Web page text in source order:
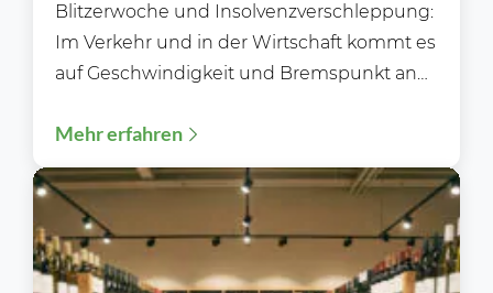
Blitzerwoche und Insolvenzverschleppung:
Im Verkehr und in der Wirtschaft kommt es
auf Geschwindigkeit und Bremspunkt an
Mehr erfahren